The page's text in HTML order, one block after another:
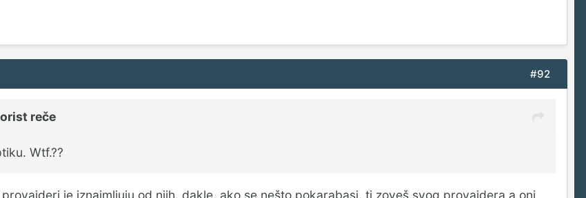
#92
reče
Wtf.??
je iznajmljuju od njih, dakle, ako se nešto pokarabasi, ti zoveš svog provajdera a oni